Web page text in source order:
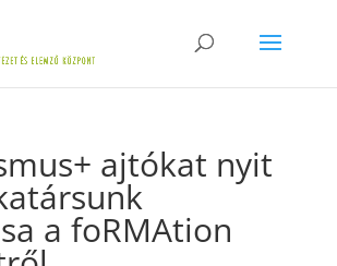
ajtókat nyit
a foRMAtion